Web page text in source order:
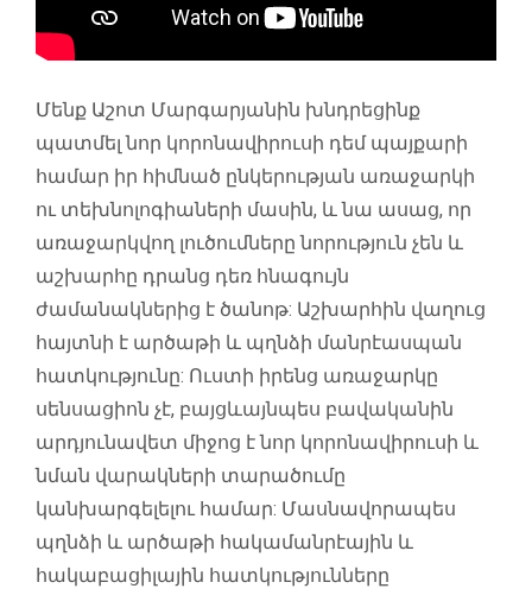
Մենք Աշոտ Մարգարյանին խնդրեցինք
պատմել նոր կորոնավիրուսի դեմ պայքարի
համար իր հիմնած ընկերության առաջարկի
ու տեխնոլոգիաների մասին, և նա ասաց, որ
առաջարկվող լուծումները նորություն չեն և
աշխարհը դրանց դեռ հնագույն
ժամանակներից է ծանոթ: Աշխարհին վաղուց
հայտնի է արծաթի և պղնձի մանրէասպան
հատկությունը: Ուստի իրենց առաջարկը
սենսացիոն չէ, բայցևայնպես բավականին
արդյունավետ միջոց է նոր կորոնավիրուսի և
նման վարակների տարածումը
կանխարգելելու համար: Մասնավորապես
պղնձի և արծաթի հակամանրէային և
հակաբացիլային հատկությունները